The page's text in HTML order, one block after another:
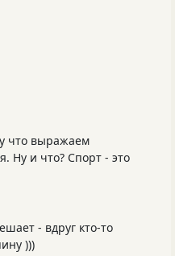
что выражаем
Ну и что? Спорт - это
- вдруг кто-то
)))